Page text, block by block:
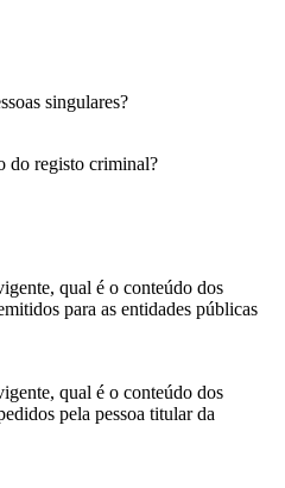
singulares?
do registo criminal?
qual é o conteúdo dos
para as entidades públicas
qual é o conteúdo dos
pela pessoa titular da